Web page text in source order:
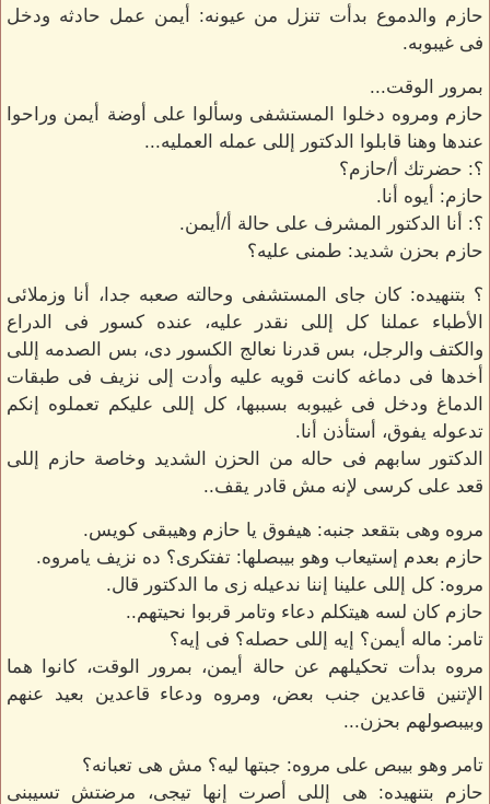
حازم والدموع بدأت تنزل من عيونه: أيمن عمل حادثه ودخل
فى غيبوبه.
بمرور الوقت...
حازم ومروه دخلوا المستشفى وسألوا على أوضة أيمن وراحوا
عندها وهنا قابلوا الدكتور إللى عمله العمليه...
؟: حضرتك أ/حازم؟
حازم: أيوه أنا.
؟: أنا الدكتور المشرف على حالة أ/أيمن.
حازم بحزن شديد: طمنى عليه؟
؟ بتنهيده: كان جاى المستشفى وحالته صعبه جدا، أنا وزملائى
الأطباء عملنا كل إللى نقدر عليه، عنده كسور فى الدراع
والكتف والرجل، بس قدرنا نعالج الكسور دى، بس الصدمه إللى
أخدها فى دماغه كانت قويه عليه وأدت إلى نزيف فى طبقات
الدماغ ودخل فى غيبوبه بسببها، كل إللى عليكم تعملوه إنكم
تدعوله يفوق، أستأذن أنا.
الدكتور سابهم فى حاله من الحزن الشديد وخاصة حازم إللى
قعد على كرسى لإنه مش قادر يقف..
مروه وهى بتقعد جنبه: هيفوق يا حازم وهيبقى كويس.
حازم بعدم إستيعاب وهو بيبصلها: تفتكرى؟ ده نزيف يامروه.
مروه: كل إللى علينا إننا ندعيله زى ما الدكتور قال.
حازم كان لسه هيتكلم دعاء وتامر قربوا نحيتهم..
تامر: ماله أيمن؟ إيه إللى حصله؟ فى إيه؟
مروه بدأت تحكيلهم عن حالة أيمن، بمرور الوقت، كانوا هما
الإتنين قاعدين جنب بعض، ومروه ودعاء قاعدين بعيد عنهم
وبيبصولهم بحزن...
تامر وهو بيبص على مروه: جبتها ليه؟ مش هى تعبانه؟
حازم بتنهيده: هى إللى أصرت إنها تيجى، مرضتش تسيبنى